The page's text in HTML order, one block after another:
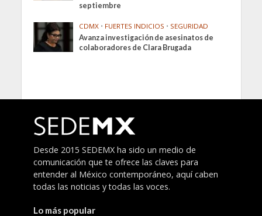
septiembre
CDMX • FUERTES INDICIOS • SEGURIDAD
Avanza investigación de asesinatos de
colaboradores de Clara Brugada
Desde 2015 SEDEMX ha sido un medio de
comunicación que te ofrece las claves para
entender al México contemporáneo, aquí caben
todas las noticias y todas las voces.
Lo más popular